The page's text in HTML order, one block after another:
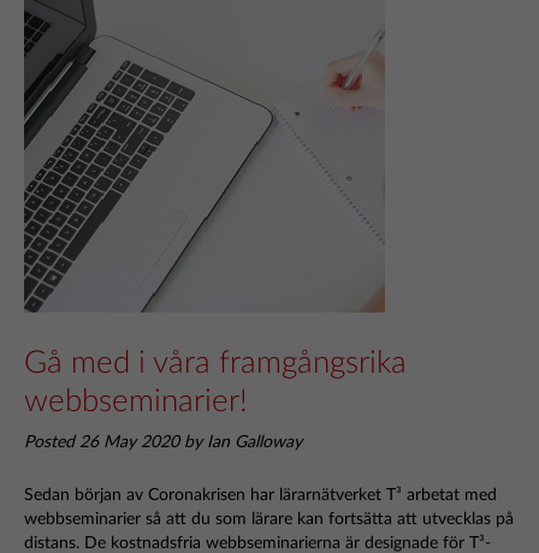
Gå med i våra framgångsrika
webbseminarier!
Posted 26 May 2020 by Ian Galloway
Sedan början av Coronakrisen har lärarnätverket T³ arbetat med
webbseminarier så att du som lärare kan fortsätta att utvecklas på
distans. De kostnadsfria webbseminarierna är designade för T³-